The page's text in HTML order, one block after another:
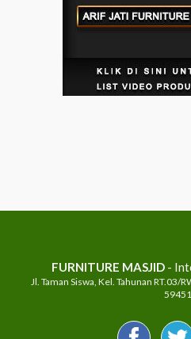
FURNITURE MASJID-
Jl. Taman Siswa, Kel. Tahunan RT.03/
59451